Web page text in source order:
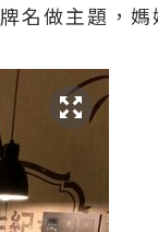
名做主題，